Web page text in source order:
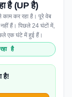
है (UP है)
कर रहा है। पूरे वेब
हैं। पिछले 24 घंटों में,
एक घंटे में हुई हैं।
है
है!